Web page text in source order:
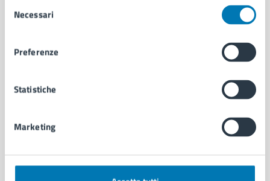
delNecessari
Preferenze
Statistiche
Marketing
Uffici
Enti e fondazioni
Personale amministrativo
CATEGORIE DI SERVIZIO
Autorizzazioni